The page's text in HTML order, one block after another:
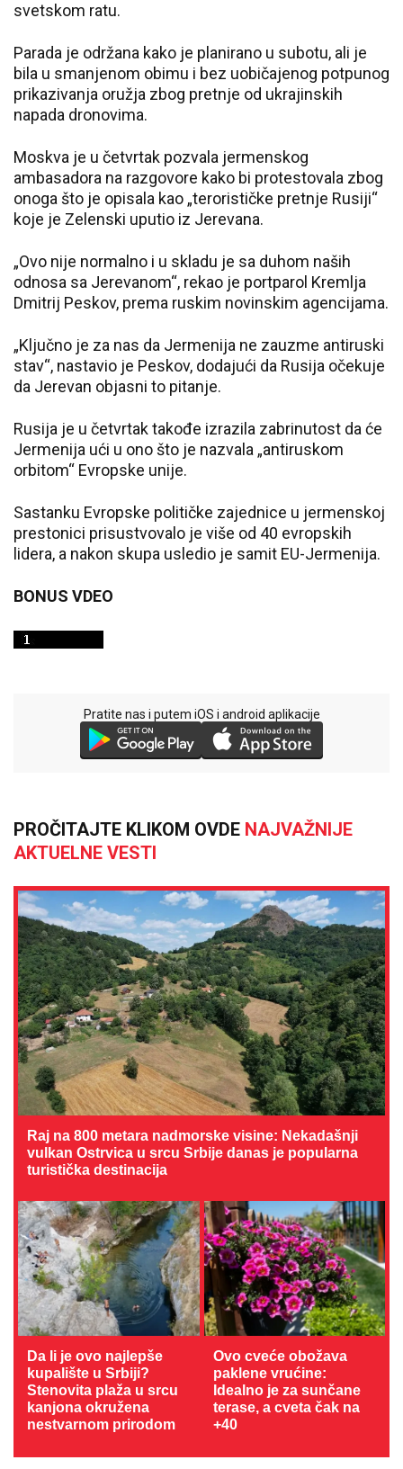
svetskom ratu.
Parada je održana kako je planirano u subotu, ali je
bila u smanjenom obimu i bez uobičajenog potpunog
prikazivanja oružja zbog pretnje od ukrajinskih
napada dronovima.
Moskva je u četvrtak pozvala jermenskog
ambasadora na razgovore kako bi protestovala zbog
onoga što je opisala kao „terorističke pretnje Rusiji“
koje je Zelenski uputio iz Jerevana.
„Ovo nije normalno i u skladu je sa duhom naših
odnosa sa Jerevanom“, rekao je portparol Kremlja
Dmitrij Peskov, prema ruskim novinskim agencijama.
„Ključno je za nas da Jermenija ne zauzme antiruski
stav“, nastavio je Peskov, dodajući da Rusija očekuje
da Jerevan objasni to pitanje.
Rusija je u četvrtak takođe izrazila zabrinutost da će
Jermenija ući u ono što je nazvala „antiruskom
orbitom“ Evropske unije.
Sastanku Evropske političke zajednice u jermenskoj
prestonici prisustvovalo je više od 40 evropskih
lidera, a nakon skupa usledio je samit EU-Jermenija.
BONUS VDEO
Pratite nas i putem iOS i android aplikacije
PROČITAJTE KLIKOM OVDE NAJVAŽNIJE
AKTUELNE VESTI
Raj na 800 metara nadmorske visine: Nekadašnji
vulkan Ostrvica u srcu Srbije danas je popularna
turistička destinacija
Da li je ovo najlepše
kupalište u Srbiji?
Stenovita plaža u srcu
kanjona okružena
nestvarnom prirodom
Ovo cveće obožava
paklene vrućine:
Idealno je za sunčane
terase, a cveta čak na
+40